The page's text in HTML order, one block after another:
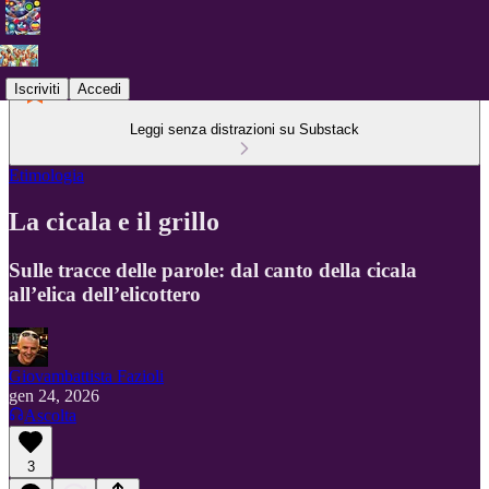
Iscriviti Accedi
Leggi senza distrazioni su Substack
Etimologia
La cicala e il grillo
Sulle tracce delle parole: dal canto della cicala
all’elica dell’elicottero
Giovambattista Fazioli
gen 24, 2026
Ascolta
3